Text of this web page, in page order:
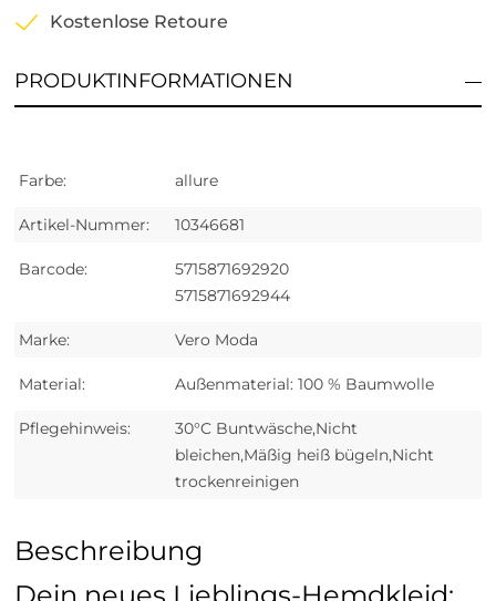
Kostenlose Retoure
PRODUKTINFORMATIONEN
Farbe: allure
Artikel-Nummer: 10346681
Barcode:
5715871692920
5715871692944
Marke: Vero Moda
Material: Außenmaterial: 100 % Baumwolle
Pflegehinweis:
30°C Buntwäsche,Nicht
bleichen,Mäßig heiß bügeln,Nicht
trockenreinigen
Beschreibung